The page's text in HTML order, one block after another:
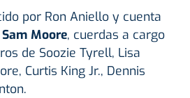
por Ron Aniello y cuenta
Moore, cuerdas a cargo
de Soozie Tyrell, Lisa
Curtis King Jr., Dennis